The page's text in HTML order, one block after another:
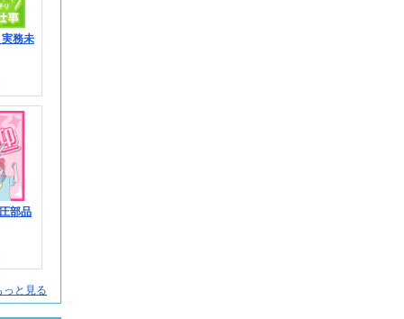
実務未
部品
っと見る